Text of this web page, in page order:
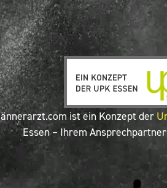
ist ein Konzept der
Essen – Ihrem